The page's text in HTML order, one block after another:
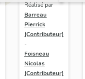
Réalisé par
Barreau
Pierrick
(Contributeur)
-
Foisneau
Nicolas
(Contributeur)